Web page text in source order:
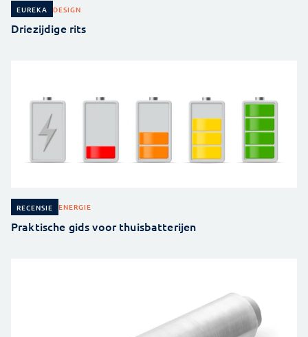
EUREKA DESIGN
Driezijdige rits
RECENSIE ENERGIE
Praktische gids voor thuisbatterijen